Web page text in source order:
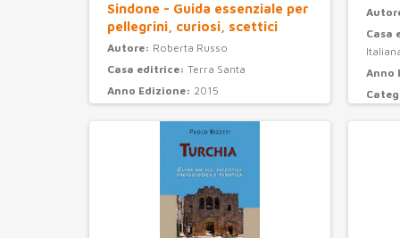
Sindone - Guida essenziale per
pellegrini, curiosi, scettici
Autore: Roberta Russo
Casa editrice: Terra Santa
Anno Edizione: 2015
Casa
Anno